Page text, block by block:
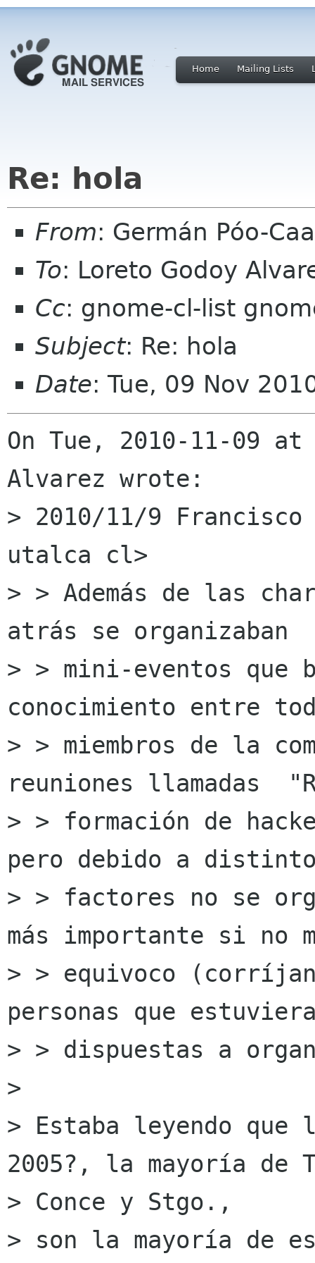
Home Mailing Lists
Re: hola
From: Germán Póo-
To: Loreto Godoy
Cc: gnome-cl-list
Subject: Re: hola
Date: Tue, 09 Nov
On Tue, 2010-11-09
Alvarez wrote:
> 2010/11/9
utalca cl>
> > Además de las
atrás se organizaban
> > mini-eventos que
conocimiento entre
> > miembros de la
reuniones llamadas
> > formación de
pero debido a
> > factores no se
más importante si no
> > equivoco
personas que
> > dispuestas a
>
> Estaba leyendo
2005?, la mayoría de
> Conce y Stgo.,
> son la mayoría de